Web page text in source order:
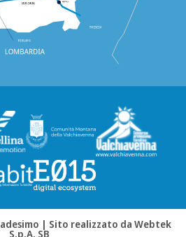
| Sito realizzato da Webtek
S.p.A. SB